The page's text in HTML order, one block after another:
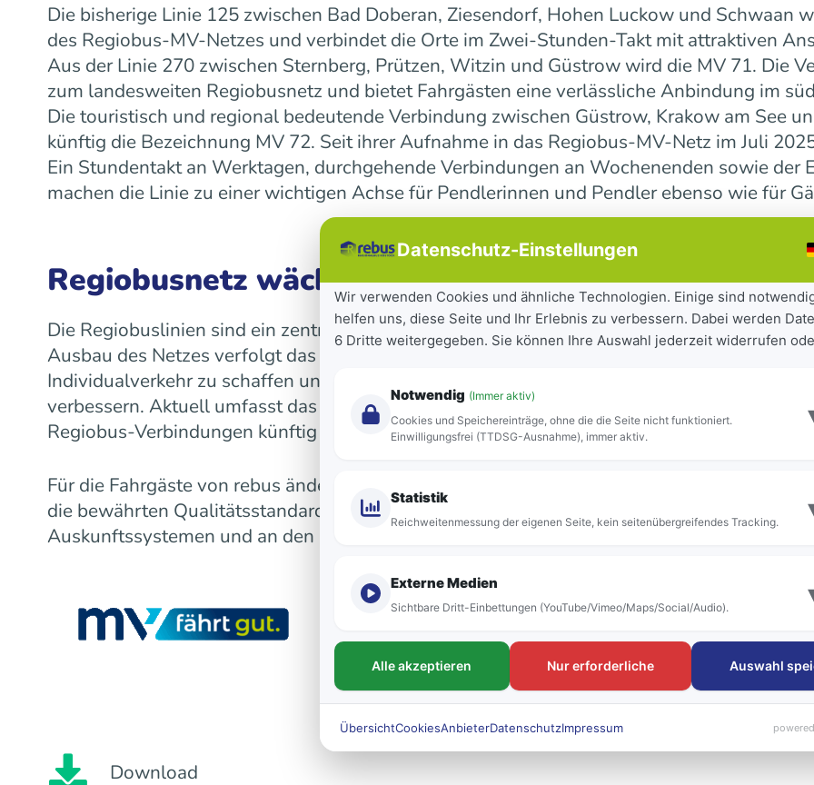
Die bisherige Linie 125 zwischen Bad Doberan, Ziesendorf, Hohen Luckow und Schwaan
des Regiobus-MV-Netzes und verbindet die Orte im Zwei-Stunden-Takt mit attraktiven
Aus der Linie 270 zwischen Sternberg, Prützen, Witzin und Güstrow wird die MV 71. Die
zum landesweiten Regiobusnetz und bietet Fahrgästen eine verlässliche Anbindung im
Die touristisch und regional bedeutende Verbindung zwischen Güstrow, Krakow am See
künftig die Bezeichnung MV 72. Seit ihrer Aufnahme in das Regiobus-MV-Netz im Juli
Ein Stundentakt an Werktagen, durchgehende Verbindungen an Wochenenden sowie der
machen die Linie zu einer wichtigen Achse für Pendlerinnen und Pendler ebenso wie für
Regiobusnetz wächst landesweit weiter
Die Regiobuslinien sind ein zentraler Bestandteil der seit 2023 laufenden
Ausbau des Netzes verfolgt das Land das Ziel, Städte und Gemeinden besser
Individualverkehr zu schaffen und die Mobilität für Bürgerinnen und Bürger sowie
verbessern. Aktuell umfasst das landesweite Netz 16 Regiobuslinien. Die neuen MV-
Regiobus-Verbindungen künftig auf einen Blick zu erkennen.
Für die Fahrgäste von rebus ändert sich mit der Umstellung vor allem die Bezeichnung
die bewährten Qualitätsstandards bleiben bestehen. Die neuen Liniennummern werden
Auskunftssystemen und an den Fahrzeugen sichtbar sein.
Download
Datenschutz-Einstellungen
Wir verwenden Cookies und ähnliche Technologien. Einige sind
helfen uns, diese Seite und Ihr Erlebnis zu verbessern. Dabei werden
6 Dritte weitergegeben. Sie können Ihre Auswahl jederzeit widerrufen
Notwendig (Immer aktiv)
Cookies und Speichereinträge, ohne die die Seite nicht funktioniert.
Einwilligungsfrei (TTDSG-Ausnahme), immer aktiv.
Statistik
Reichweitenmessung der eigenen Seite, kein seitenübergreifendes Tracking.
Externe Medien
Sichtbare Dritt-Einbettungen (YouTube/Vimeo/Maps/Social/Audio).
Alle akzeptieren Nur erforderliche Auswahl
ÜbersichtCookiesAnbieterDatenschutzImpressum